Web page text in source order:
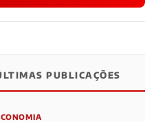
0 0 0
PUBLICAÇÕES